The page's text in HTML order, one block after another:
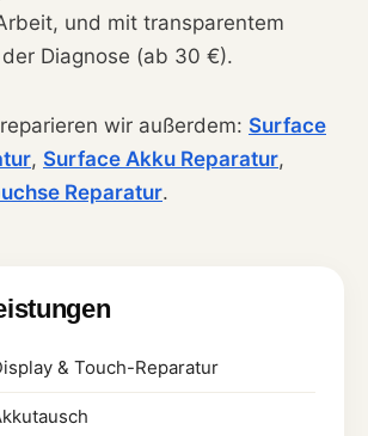
und mit transparentem
Diagnose (ab 30 €).
wir außerdem: Surface
, Surface Akku Reparatur,
Reparatur.
& Touch-Reparatur